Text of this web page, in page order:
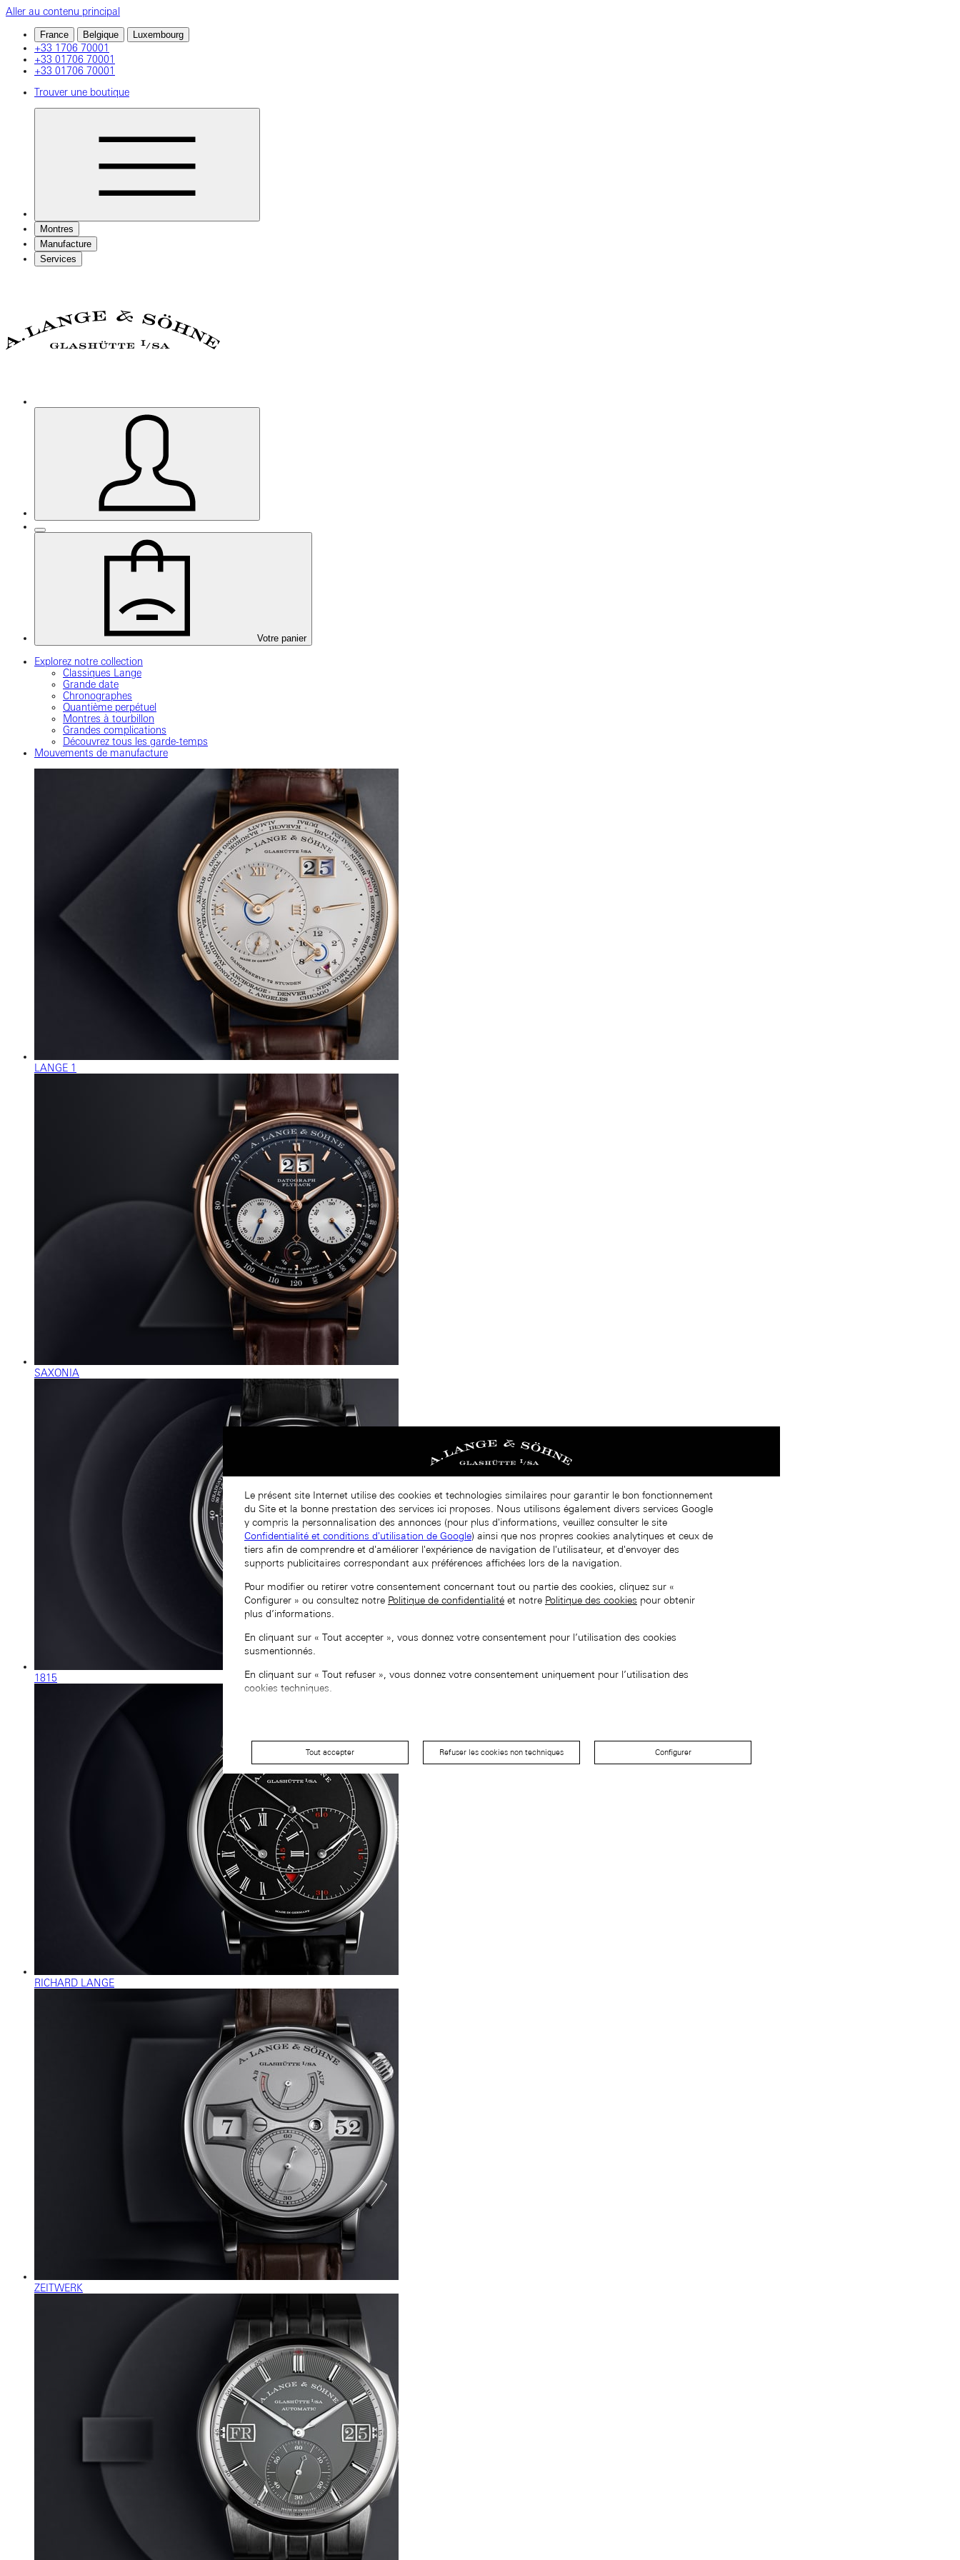
Aller au contenu principal
France Belgique Luxembourg
+33 1706 70001
+33 01706 70001
+33 01706 70001
Trouver une boutique
Montres
Manufacture
Services
Votre panier
Explorez notre collection
Classiques Lange
Grande date
Chronographes
Quantième perpétuel
Montres à tourbillon
Grandes complications
Découvrez tous les garde-temps
Mouvements de manufacture
LANGE 1
SAXONIA
1815
RICHARD LANGE
ZEITWERK
Le présent site Internet utilise des cookies et technologies similaires pour garantir le bon fonctionnement
du Site et la bonne prestation des services ici proposes. Nous utilisons également divers services Google
y compris la personnalisation des annonces (pour plus d'informations, veuillez consulter le site
Confidentialité et conditions d'utilisation de Google) ainsi que nos propres cookies analytiques et ceux de
tiers afin de comprendre et d'améliorer l'expérience de navigation de l'utilisateur, et d'envoyer des
supports publicitaires correspondant aux préférences affichées lors de la navigation.
Pour modifier ou retirer votre consentement concernant tout ou partie des cookies, cliquez sur «
Configurer » ou consultez notre Politique de confidentialité et notre Politique des cookies pour obtenir
plus d’informations.
En cliquant sur « Tout accepter », vous donnez votre consentement pour l’utilisation des cookies
susmentionnés.
En cliquant sur « Tout refuser », vous donnez votre consentement uniquement pour l’utilisation des
cookies techniques.
Tout accepter Refuser les cookies non techniques Configurer